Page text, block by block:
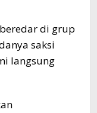
di grup
saksi
langsung